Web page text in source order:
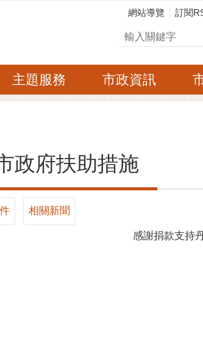
網站導覽 訂閱
搜尋
主題服務 市政資訊
政府扶助措施
相關新聞
感謝捐款支持